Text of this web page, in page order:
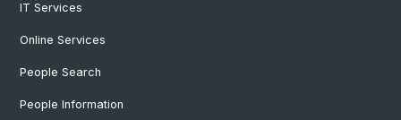
IT Services
Online Services
People Search
People Information